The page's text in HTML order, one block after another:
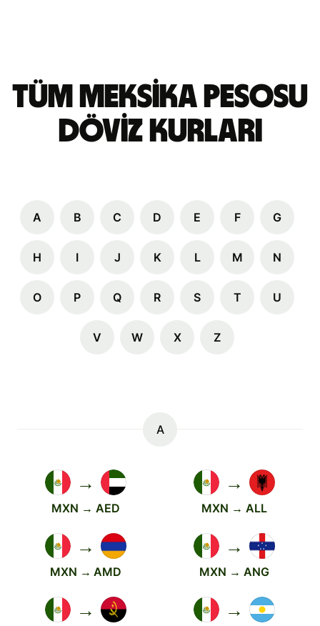
Tüm Meksika pesosu
Döviz Kurları
A B C D E F G
H I J K L M N
O P Q R S T U
V W X Z
A
→
MXN → AED
→
MXN → ALL
→
MXN → AMD
→
MXN → ANG
→ →